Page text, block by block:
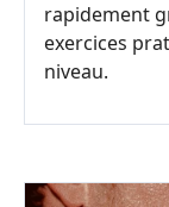
rapidement
exercices
niveau.